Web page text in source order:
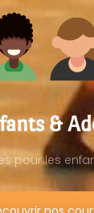
&
pour les